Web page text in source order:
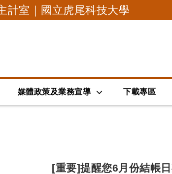
計室｜國立虎尾科技大學
媒體政策及業務宣導 下載專區
[重要]提醒您6月份結帳日